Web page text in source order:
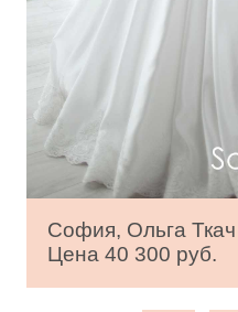
София, Ольга Ткач
Цена 40 300 руб.